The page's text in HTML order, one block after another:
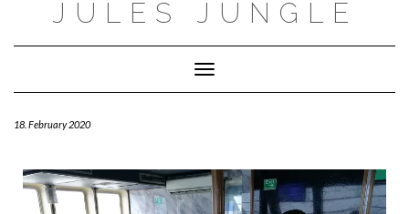
JULES JUNGLE
Toggle Navigation
18. February 2020